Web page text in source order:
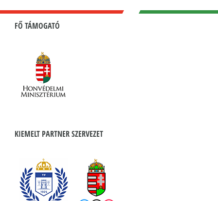
FŐ TÁMOGATÓ
KIEMELT PARTNER SZERVEZET